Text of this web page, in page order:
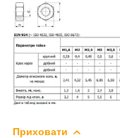
Приховати